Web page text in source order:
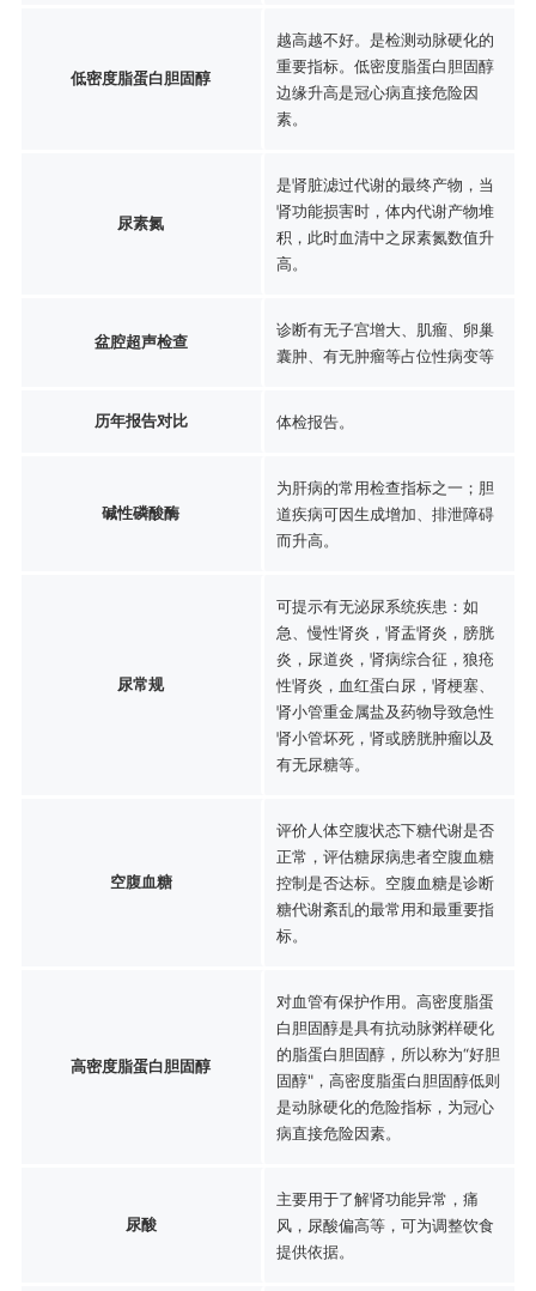
低密度脂蛋白胆固醇
越高越不好。是检测动脉硬化的
重要指标。低密度脂蛋白胆固醇
边缘升高是冠心病直接危险因
素。
尿素氮
是肾脏滤过代谢的最终产物，当
肾功能损害时，体内代谢产物堆
积，此时血清中之尿素氮数值升
高。
盆腔超声检查
诊断有无子宫增大、肌瘤、卵巢
囊肿、有无肿瘤等占位性病变等
历年报告对比 体检报告。
碱性磷酸酶
为肝病的常用检查指标之一；胆
道疾病可因生成增加、排泄障碍
而升高。
尿常规
可提示有无泌尿系统疾患：如
急、慢性肾炎，肾盂肾炎，膀胱
炎，尿道炎，肾病综合征，狼疮
性肾炎，血红蛋白尿，肾梗塞、
肾小管重金属盐及药物导致急性
肾小管坏死，肾或膀胱肿瘤以及
有无尿糖等。
空腹血糖
评价人体空腹状态下糖代谢是否
正常，评估糖尿病患者空腹血糖
控制是否达标。空腹血糖是诊断
糖代谢紊乱的最常用和最重要指
标。
高密度脂蛋白胆固醇
对血管有保护作用。高密度脂蛋
白胆固醇是具有抗动脉粥样硬化
的脂蛋白胆固醇，所以称为“好胆
固醇"，高密度脂蛋白胆固醇低则
是动脉硬化的危险指标，为冠心
病直接危险因素。
尿酸
主要用于了解肾功能异常，痛
风，尿酸偏高等，可为调整饮食
提供依据。